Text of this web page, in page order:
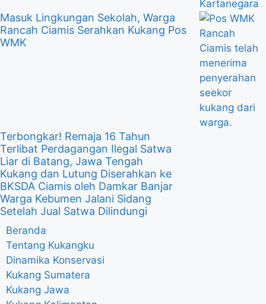
Masuk Lingkungan Sekolah, Warga
Rancah Ciamis Serahkan Kukang Pos
WMK
Terbongkar! Remaja 16 Tahun
Terlibat Perdagangan Ilegal Satwa
Liar di Batang, Jawa Tengah
Kukang dan Lutung Diserahkan ke
BKSDA Ciamis oleh Damkar Banjar
Warga Kebumen Jalani Sidang
Setelah Jual Satwa Dilindungi
Beranda
Tentang Kukangku
Dinamika Konservasi
Kukang Sumatera
Kukang Jawa